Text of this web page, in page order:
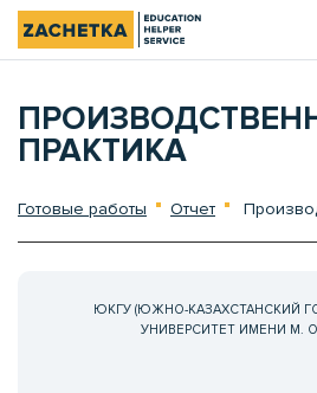
ПРАКТИКА
Готовые работы Отчет
ЮКГУ (ЮЖНО-КАЗАХСТАНСКИЙ
УНИВЕРСИТЕТ ИМЕНИ М.